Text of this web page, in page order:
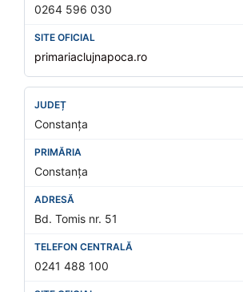
0264 596 030
primariaclujnapoca.ro
Constanța
Constanța
Bd. Tomis nr. 51
0241 488 100